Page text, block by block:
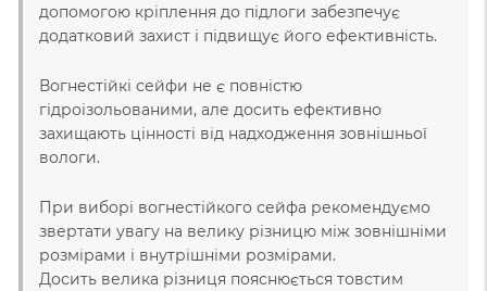
допомогою кріплення до підлоги забезпечує
додатковий захист і підвищує його ефективність.
Вогнестійкі сейфи не є повністю
гідроізольованими, але досить ефективно
захищають цінності від надходження зовнішньої
вологи.
При виборі вогнестійкого сейфа рекомендуємо
звертати увагу на велику різницю між зовнішніми
розмірами і внутрішніми розмірами.
Досить велика різниця пояснюється товстим